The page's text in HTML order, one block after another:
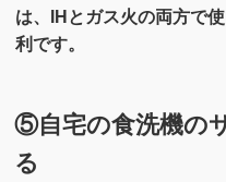
は、IHとガス火の両方で
利です。
⑤自宅の食洗機の
る